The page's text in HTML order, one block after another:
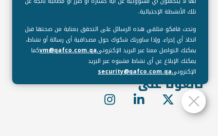
الدوحة، قطر
رقم الهاتف
+974 4422 7777
تابعونا على
F
a
c
تلك الأنشطة الإحتيالية.
وتحث قافكو متلقي هذه الرسائل على التحقق بعناية من صحتها قبل
اتخاذ أي إجراء. وإذا ساورتك شكوك حول مصداقية أى رسالة أو نشاط،
يمكنك التواصل معنا عبر البريد الإكترونىvm@qafco.com.qaكما
يمكنك الإبلاغ عن أى نشاط مشبوه عبر البريد
الإكترونىsecurity@qafco.com.qa